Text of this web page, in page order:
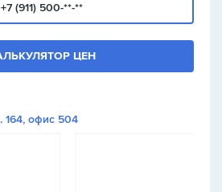
+7 (911) 500-**-**
ЦЕН
164, офис 504